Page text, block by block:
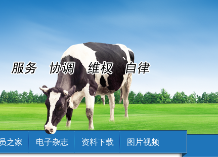
之家 电子杂志 资料下载 图片视频